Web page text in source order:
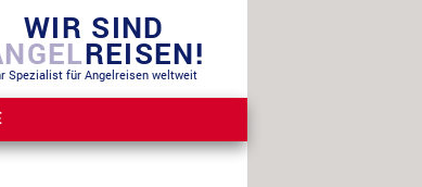
WIR SIND
REISEN!
Spezialist für Angelreisen weltweit